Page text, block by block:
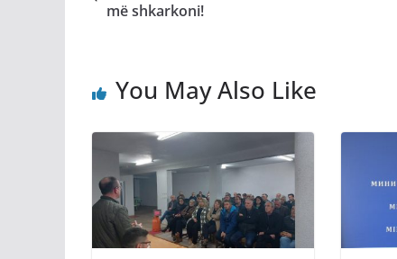
më shkarkoni!
You May Also Like